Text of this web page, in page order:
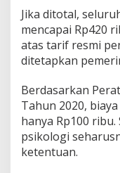
u
B
a
y
a
R
p
4
2
0
Jika ditotal,
mencapai Rp420
atas tarif resmi
ditetapkan
Berdasarkan
Tahun 2020,
hanya Rp100
psikologi
ketentuan.